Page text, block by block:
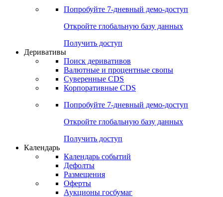
Попробуйте 7-дневный демо-доступ
Откройте глобальную базу данных
Получить доступ
Деривативы
Поиск деривативов
Валютные и процентные свопы
Суверенные CDS
Корпоративные CDS
Попробуйте 7-дневный демо-доступ
Откройте глобальную базу данных
Получить доступ
Календарь
Календарь событий
Дефолты
Размещения
Оферты
Аукционы госбумаг